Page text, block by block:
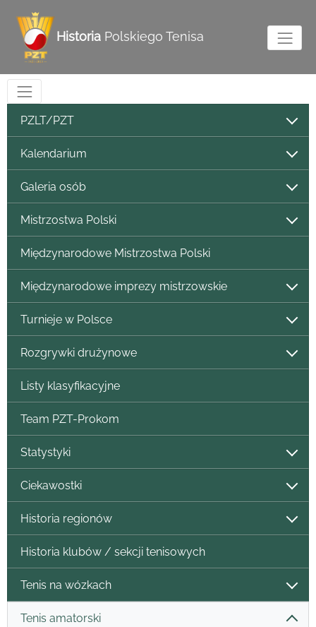
Historia Polskiego Tenisa
PZLT/PZT
Kalendarium
Galeria osób
Mistrzostwa Polski
Międzynarodowe Mistrzostwa Polski
Międzynarodowe imprezy mistrzowskie
Turnieje w Polsce
Rozgrywki drużynowe
Listy klasyfikacyjne
Team PZT-Prokom
Statystyki
Ciekawostki
Historia regionów
Historia klubów / sekcji tenisowych
Tenis na wózkach
Tenis amatorski